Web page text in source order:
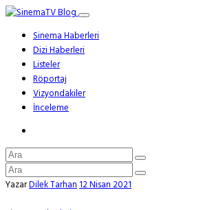
Sinema Haberleri
Dizi Haberleri
Listeler
Röportaj
Vizyondakiler
İnceleme
YazarDilek Tarhan12 Nisan 2021